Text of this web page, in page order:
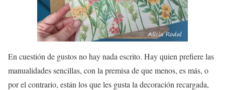
En cuestión de gustos no hay nada escrito. Hay quien prefiere las
manualidades sencillas, con la premisa de que menos, es más, o
por el contrario, están los que les gusta la decoración recargada,